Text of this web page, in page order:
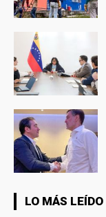
LO MÁS LEÍDO